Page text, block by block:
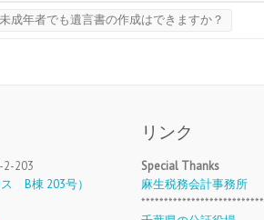
未成年者でも遺言書の作成はできますか？
203
B棟 203号）
リンク
Special Thanks
麻生税務会計事務所